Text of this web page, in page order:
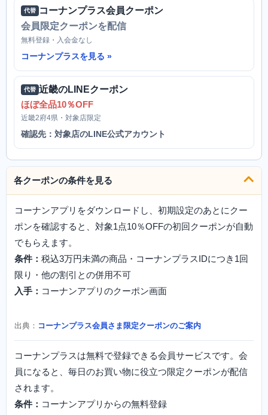
代替
コーナンプラス会員クーポン
会員限定クーポンを配信
無料登録・入会金なし
コーナンプラスを見る
代替 近畿のLINEクーポン
ほぼ全品10％OFF
近畿2府4県・対象店限定
確認先：対象店のLINE公式アカウント
各クーポンの条件を見る
コーナンアプリをダウンロードし、初期設定のあとにクー
ポンを確認すると、対象1点10％OFFの初回クーポンが自動
でもらえます。
条件： 税込3万円未満の商品・コーナンプラスIDにつき1回
限り・他の割引との併用不可
入手： コーナンアプリのクーポン画面
出典： コーナンプラス会員さま限定クーポンのご案内
コーナンプラスは無料で登録できる会員サービスです。会
員になると、毎日のお買い物に役立つ限定クーポンが配信
されます。
条件： コーナンアプリからの無料登録